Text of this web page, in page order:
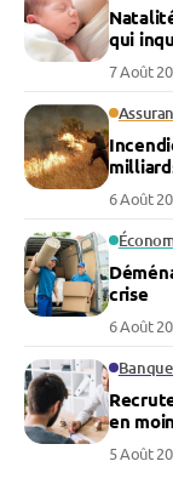
qui
7 Août
6 Août
crise
6 Août
en
5 Août